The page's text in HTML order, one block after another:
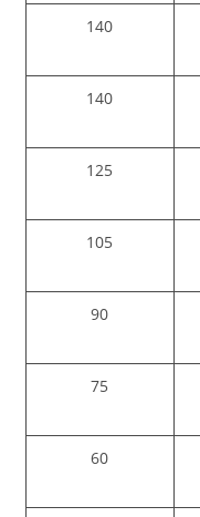
140
140
125
105
90
75
60